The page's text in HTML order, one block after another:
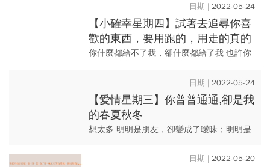
2022-05-24
【小確幸星期四】試著去追尋你喜
歡的東西，要用跑的，用走的真的
會來不及......
你什麼都給不了我，卻什麼都給了我 也許你
2022-05-24
【愛情星期三】你普普通通,卻是我
的春夏秋冬
想太多 明明是朋友，卻變成了曖昧；明明是
2022-05-20